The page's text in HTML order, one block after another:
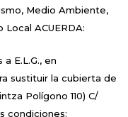
Medio Ambiente,
ACUERDA:
E.L.G., en
sustituir la cubierta de
Polígono 110) C/
condiciones: